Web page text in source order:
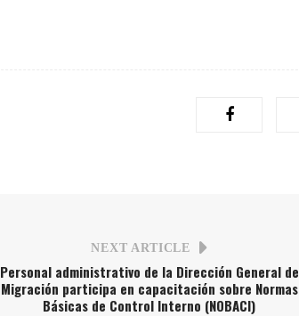
NEXT ARTICLE
Personal administrativo de la Dirección General de
Migración participa en capacitación sobre Normas
Básicas de Control Interno (NOBACI)